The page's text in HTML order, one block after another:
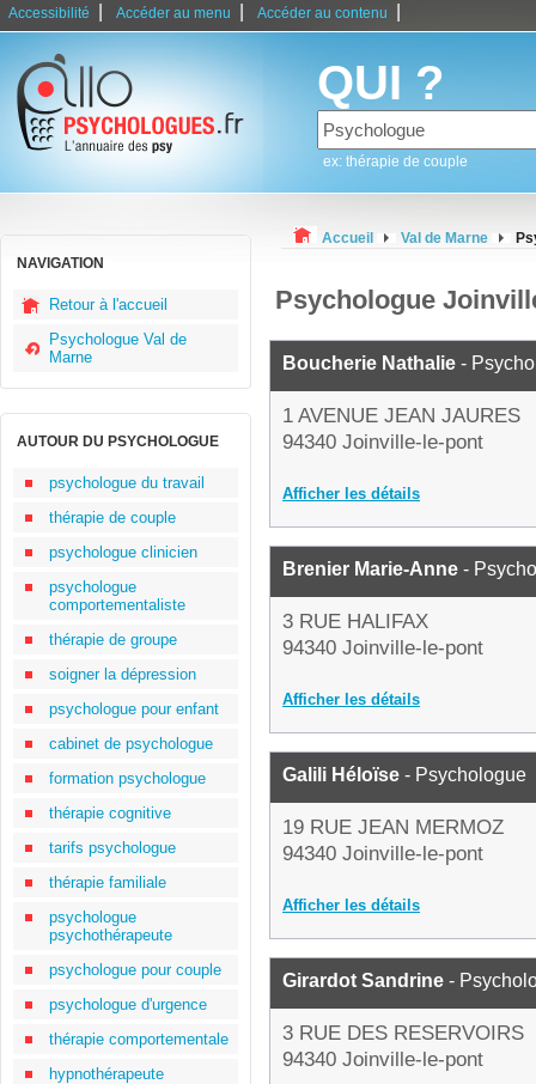
Accessibilité Accéder au menu Accéder au contenu
QUI ?
ex: thérapie de couple
NAVIGATION
Retour à l'accueil
Psychologue Val de
Marne
AUTOUR DU PSYCHOLOGUE
psychologue du travail
thérapie de couple
psychologue clinicien
psychologue
comportementaliste
thérapie de groupe
soigner la dépression
psychologue pour enfant
cabinet de psychologue
formation psychologue
thérapie cognitive
tarifs psychologue
thérapie familiale
psychologue
psychothérapeute
psychologue pour couple
psychologue d'urgence
thérapie comportementale
hypnothérapeute
Accueil Val de Marne
Psychologue
Boucherie Nathalie -
1 AVENUE JEAN JAURES
94340 Joinville-le-pont
Afficher les détails
Brenier Marie-Anne -
3 RUE HALIFAX
94340 Joinville-le-pont
Afficher les détails
Galili Héloïse - Psychologue
19 RUE JEAN MERMOZ
94340 Joinville-le-pont
Afficher les détails
Girardot Sandrine -
3 RUE DES RESERVOIRS
94340 Joinville-le-pont